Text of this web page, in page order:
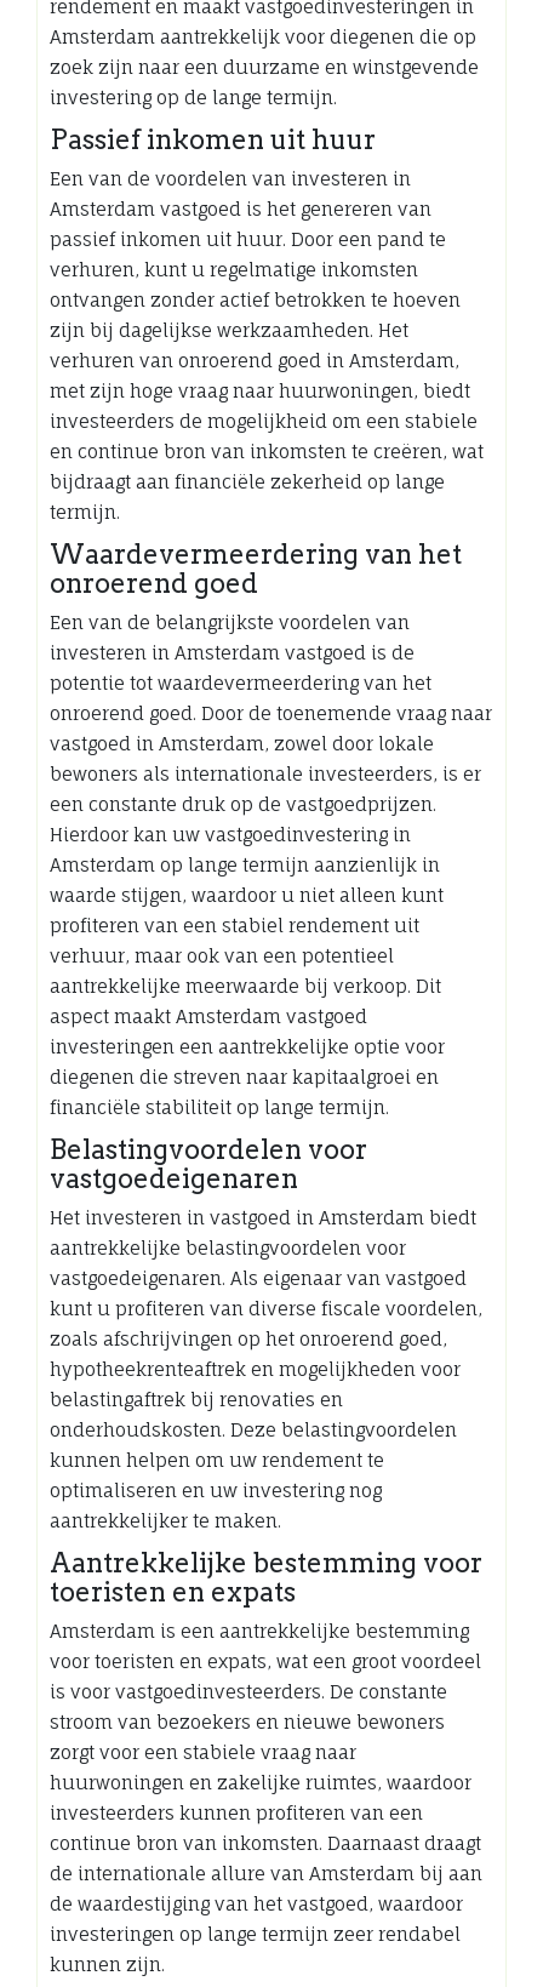
rendement en maakt vastgoedinvesteringen in
Amsterdam aantrekkelijk voor diegenen die op
zoek zijn naar een duurzame en winstgevende
investering op de lange termijn.
Passief inkomen uit huur
Een van de voordelen van investeren in
Amsterdam vastgoed is het genereren van
passief inkomen uit huur. Door een pand te
verhuren, kunt u regelmatige inkomsten
ontvangen zonder actief betrokken te hoeven
zijn bij dagelijkse werkzaamheden. Het
verhuren van onroerend goed in Amsterdam,
met zijn hoge vraag naar huurwoningen, biedt
investeerders de mogelijkheid om een stabiele
en continue bron van inkomsten te creëren, wat
bijdraagt aan financiële zekerheid op lange
termijn.
Waardevermeerdering van het
onroerend goed
Een van de belangrijkste voordelen van
investeren in Amsterdam vastgoed is de
potentie tot waardevermeerdering van het
onroerend goed. Door de toenemende vraag naar
vastgoed in Amsterdam, zowel door lokale
bewoners als internationale investeerders, is er
een constante druk op de vastgoedprijzen.
Hierdoor kan uw vastgoedinvestering in
Amsterdam op lange termijn aanzienlijk in
waarde stijgen, waardoor u niet alleen kunt
profiteren van een stabiel rendement uit
verhuur, maar ook van een potentieel
aantrekkelijke meerwaarde bij verkoop. Dit
aspect maakt Amsterdam vastgoed
investeringen een aantrekkelijke optie voor
diegenen die streven naar kapitaalgroei en
financiële stabiliteit op lange termijn.
Belastingvoordelen voor
vastgoedeigenaren
Het investeren in vastgoed in Amsterdam biedt
aantrekkelijke belastingvoordelen voor
vastgoedeigenaren. Als eigenaar van vastgoed
kunt u profiteren van diverse fiscale voordelen,
zoals afschrijvingen op het onroerend goed,
hypotheekrenteaftrek en mogelijkheden voor
belastingaftrek bij renovaties en
onderhoudskosten. Deze belastingvoordelen
kunnen helpen om uw rendement te
optimaliseren en uw investering nog
aantrekkelijker te maken.
Aantrekkelijke bestemming voor
toeristen en expats
Amsterdam is een aantrekkelijke bestemming
voor toeristen en expats, wat een groot voordeel
is voor vastgoedinvesteerders. De constante
stroom van bezoekers en nieuwe bewoners
zorgt voor een stabiele vraag naar
huurwoningen en zakelijke ruimtes, waardoor
investeerders kunnen profiteren van een
continue bron van inkomsten. Daarnaast draagt
de internationale allure van Amsterdam bij aan
de waardestijging van het vastgoed, waardoor
investeringen op lange termijn zeer rendabel
kunnen zijn.